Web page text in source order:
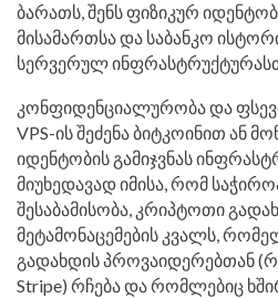
ბარათს, შენს ფიზიკურ
მისამართსა და საბანკო
სერვერულ
კონფიდენციალურობა და
VPS-ის შეძენა ბიტკოინით ან
იდენტობის გამიჯვნას
მიუხედავად იმისა, რომ
შესაბამისობა, კრიპტოთი
მეტამონაცემების კვალს,
გადახდის პროვაიდერებთან
Stripe) რჩება და რომლებიც